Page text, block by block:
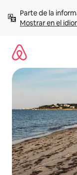
contenidoMostrar en el